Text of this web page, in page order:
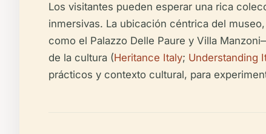
Los visitantes pueden esperar una rica
inmersivas. La ubicación céntrica del
como el Palazzo Delle Paure y Villa
de la cultura (Heritance Italy; Understanding
prácticos y contexto cultural, para